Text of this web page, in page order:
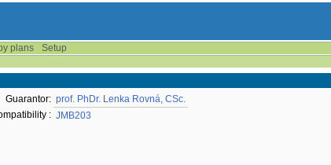
plans
Setup
Guarantor: prof. PhDr. Lenka Rovná, CSc.
: JMB203